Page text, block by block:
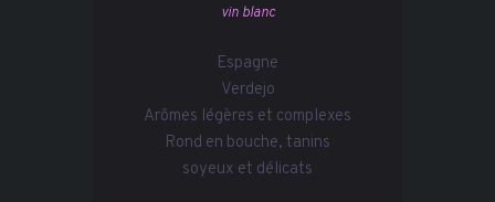
vin blanc
Espagne
Verdejo
Arômes légères et complexes
Rond en bouche, tanins
soyeux et délicats